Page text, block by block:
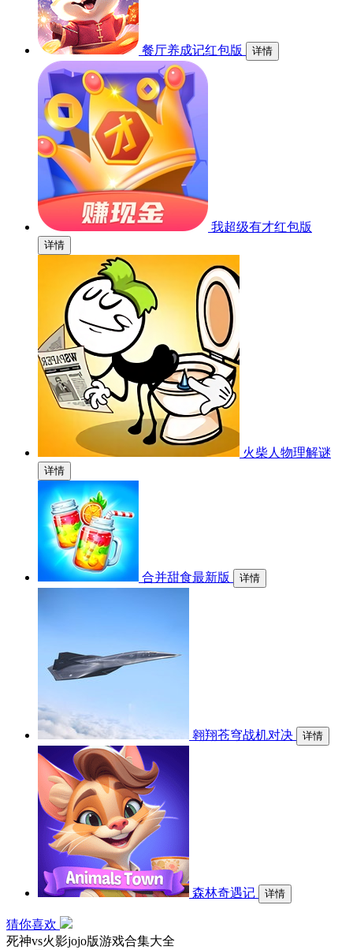
餐厅养成记红包版 详情
我超级有才红包版
详情
火柴人物理解谜
详情
合并甜食最新版 详情
翱翔苍穹战机对决 详情
森林奇遇记 详情
猜你喜欢
死神vs火影jojo版游戏合集大全